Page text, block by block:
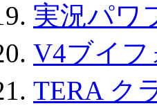
実況パワ
V4ブイフ
TERA ク